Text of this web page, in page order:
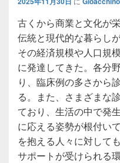
古くから商業と文化が
伝統と現代的な暮らし
その経済規模や人口規
に発達してきた。各分
り、臨床例の多さから
る。また、さまざまな
ており、生活の中で発
に応える姿勢が根付い
を抱える人々に対して
サポートが受けられる